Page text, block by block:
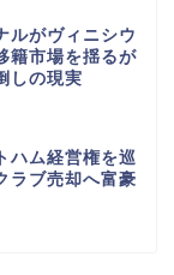
ルがヴィニシウ
籍市場を揺るが
しの現実
ハム経営権を巡
ラブ売却へ富豪